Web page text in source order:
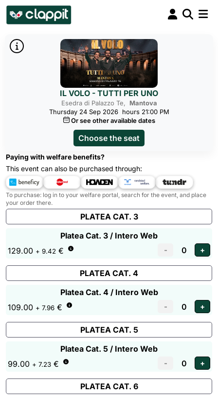
IL VOLO - TUTTI PER UNO
Esedra di Palazzo Te, Mantova
Thursday 24 Sep 2026 hours 21:00 PM
Or see other available dates
Choose the seat
Paying with welfare benefits?
This event can also be purchased through:
To purchase: log in to your welfare portal, search for the event, and place
your order there.
PLATEA CAT. 3
Platea Cat. 3 / Intero Web
129.00 + 9.42 €
PLATEA CAT. 4
Platea Cat. 4 / Intero Web
109.00 + 7.96 €
PLATEA CAT. 5
Platea Cat. 5 / Intero Web
99.00 + 7.23 €
PLATEA CAT. 6